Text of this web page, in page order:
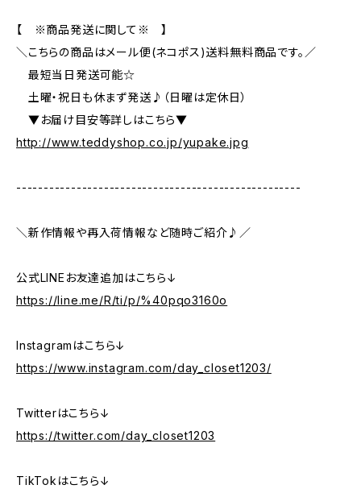
【 ※商品発送に関して※ 】
＼こちらの商品はメール便(ネコポス)送料無料商品です。／
最短当日発送可能☆
土曜・祝日も休まず発送♪（日曜は定休日）
▼お届け目安等詳しはこちら▼
http://www.teddyshop.co.jp/yupake.jpg
----------------------------------------------------
＼新作情報や再入荷情報など随時ご紹介♪／
公式LINEお友達追加はこちら↓
https://line.me/R/ti/p/%40pqo3160o
Instagramはこちら↓
https://www.instagram.com/day_closet1203/
Twitterはこちら↓
https://twitter.com/day_closet1203
TikTokはこちら↓